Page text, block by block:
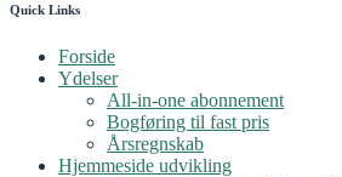
Quick Links
Forside
Ydelser
All-in-one abonnement
Bogføring til fast pris
Årsregnskab
Hjemmeside udvikling